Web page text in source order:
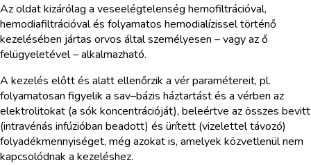
Az oldat kizárólag a veseelégtelenség hemofiltrációval,
hemodiafiltrációval és folyamatos hemodialízissel történő
kezelésében jártas orvos által személyesen – vagy az ő
felügyeletével – alkalmazható.
A kezelés előtt és alatt ellenőrzik a vér paramétereit, pl.
folyamatosan figyelik a sav–bázis háztartást és a vérben az
elektrolitokat (a sók koncentrációját), beleértve az összes bevitt
(intravénás infúzióban beadott) és ürített (vizelettel távozó)
folyadékmennyiséget, még azokat is, amelyek közvetlenül nem
kapcsolódnak a kezeléshez.